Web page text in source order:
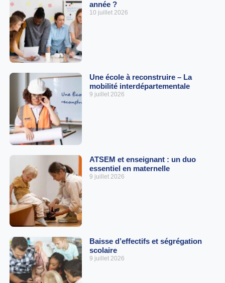
année ?
10 juillet 2026
Une école à reconstruire – La
mobilité interdépartementale
9 juillet 2026
ATSEM et enseignant : un duo
essentiel en maternelle
9 juillet 2026
Baisse d’effectifs et ségrégation
scolaire
9 juillet 2026